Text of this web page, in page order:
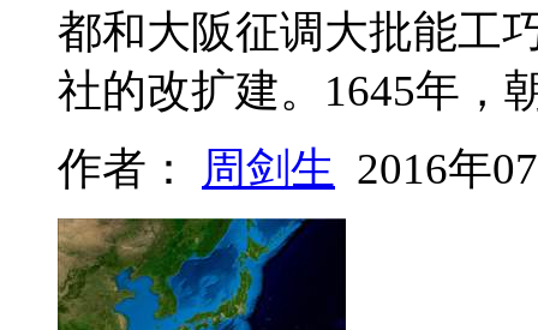
都和大阪征调大批能工
社的改扩建。1645年
作者： 周剑生 2016年